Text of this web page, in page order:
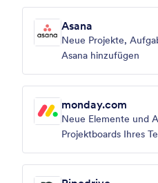
Asana
Neue Projekte,
Asana hinzufügen
monday.com
Neue Elemente und
Projektboards Ihres